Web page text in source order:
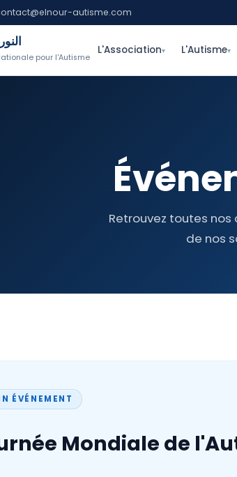
autisme.com
El Nour · النور
pour l'Autisme
L'Association▾ L'Autisme▾
Retrouvez toutes
de nos
ÉVÉNEMENT
Mondiale de